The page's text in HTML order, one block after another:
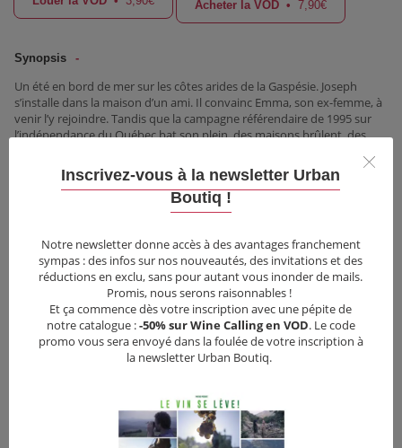
Acheter la VOD • 7,90€
Synopsis
Un été en bord de mer sur les côtes arides de la Gaspésie. Joseph
s’installe dans la maison d’un ami. Il convainc Emma, son ex-femme, à
venir l’y rejoindre. Tandis que la campagne référendaire de 1995 sur
l’indépendance du Québec bat son plein, des maisons brûlent, des
nouveau ?
Vous pourriez aussi aimer
Inscrivez-vous à la newsletter Urban
Boutiq !
Notre newsletter donne accès à des avantages franchement
sympas : des infos sur nos nouveautés, des invitations et des
réductions en exclu, sans pour autant vous inonder de mails.
Promis, nous serons raisonnables !
Et ça commence dès votre inscription avec une pépite de
notre catalogue :-50% sur Wine Calling en VOD. Le code
promo vous sera envoyé dans la foulée de votre inscription à
la newsletter Urban Boutiq.